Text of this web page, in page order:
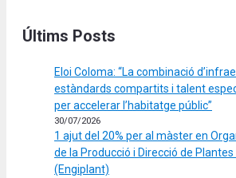
Últims Posts
Eloi Coloma: “La combinació
estàndards compartits i talent
per accelerar l’habitatge públic”
30/07/2026
1 ajut del 20% per al màster en
de la Producció i Direcció de
(Engiplant)